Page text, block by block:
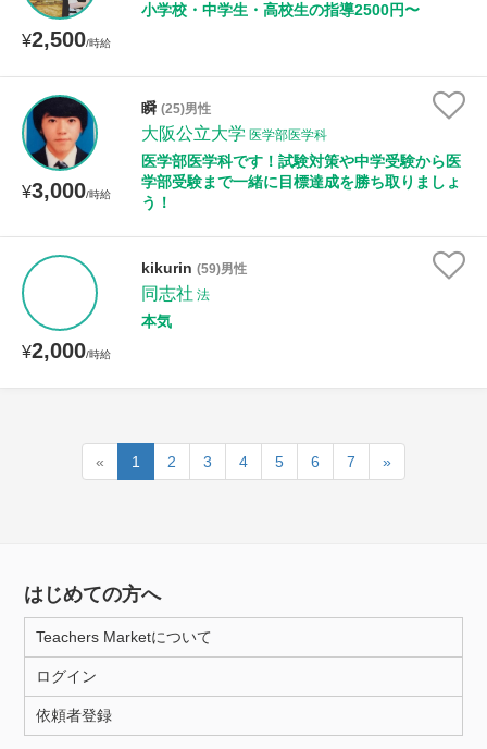
¥2,500/時給
小学校・中学生・高校生の指導2500円〜
¥3,000/時給
瞬 (25)男性
大阪公立大学 医学部医学科
医学部医学科です！試験対策や中学受験から医
学部受験まで一緒に目標達成を勝ち取りましょ
う！
¥2,000/時給
kikurin (59)男性
同志社 法
本気
« 1 2 3 4 5 6 7 »
はじめての方へ
Teachers Marketについて
ログイン
依頼者登録